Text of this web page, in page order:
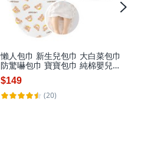
懶人包巾 新生兒包巾 大白菜包巾
防驚嚇包巾 寶寶包巾 純棉嬰兒包
巾含帽子 寶寶安撫 拉鍊款 棕色小
熊
$149
(20)